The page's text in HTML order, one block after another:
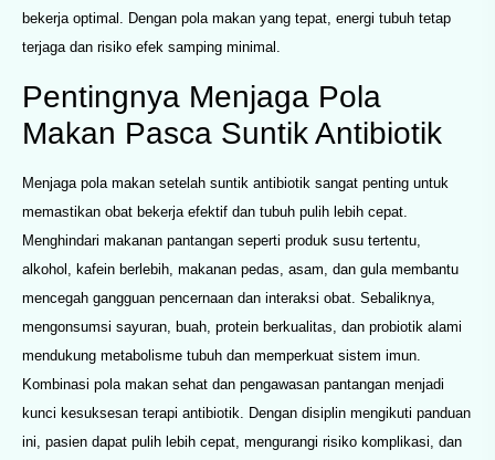
bekerja optimal. Dengan pola makan yang tepat, energi tubuh tetap
terjaga dan risiko efek samping minimal.
Pentingnya Menjaga Pola
Makan Pasca Suntik Antibiotik
Menjaga pola makan setelah suntik antibiotik sangat penting untuk
memastikan obat bekerja efektif dan tubuh pulih lebih cepat.
Menghindari makanan pantangan seperti produk susu tertentu,
alkohol, kafein berlebih, makanan pedas, asam, dan gula membantu
mencegah gangguan pencernaan dan interaksi obat. Sebaliknya,
mengonsumsi sayuran, buah, protein berkualitas, dan probiotik alami
mendukung metabolisme tubuh dan memperkuat sistem imun.
Kombinasi pola makan sehat dan pengawasan pantangan menjadi
kunci kesuksesan terapi antibiotik. Dengan disiplin mengikuti panduan
ini, pasien dapat pulih lebih cepat, mengurangi risiko komplikasi, dan